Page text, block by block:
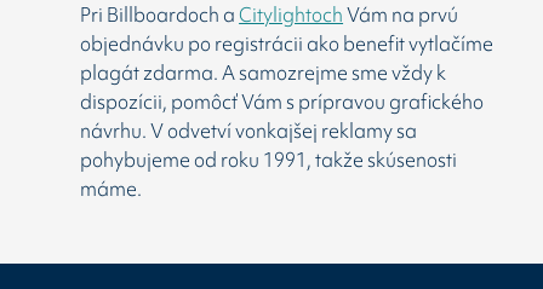
Pri Billboardoch aCitylightochVám na prvú
objednávku po registrácii ako benefit vytlačíme
plagát zdarma. A samozrejme sme vždy k
dispozícii, pomôcť Vám s prípravou grafického
návrhu. V odvetví vonkajšej reklamy sa
pohybujeme od roku 1991, takže skúsenosti
máme.